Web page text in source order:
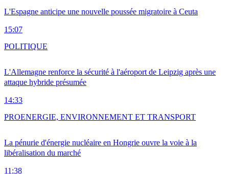
L'Espagne anticipe une nouvelle poussée migratoire à Ceuta
15:07
L'Allemagne renforce la sécurité à l'aéroport de Leipzig après une
attaque hybride présumée
14:33
POLITIQUE
La pénurie d'énergie nucléaire en Hongrie ouvre la voie à la
libéralisation du marché
11:38
PROENERGIE, ENVIRONNEMENT ET TRANSPORT